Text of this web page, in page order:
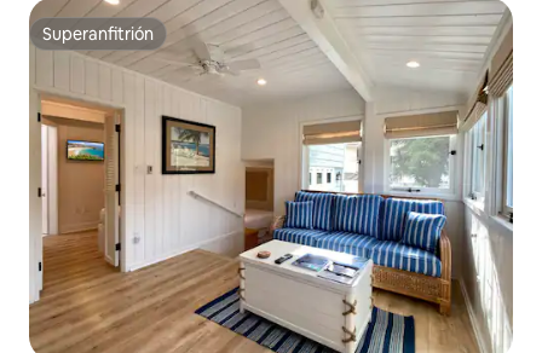
Superanfitrión
Superanfitrión